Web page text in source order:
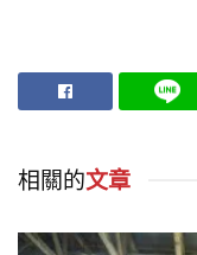
相關的文章